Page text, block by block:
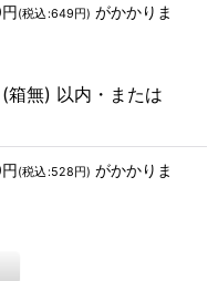
円(税込 :649円) がかかりま
無) 以内・または
円(税込 :528円) がかかりま